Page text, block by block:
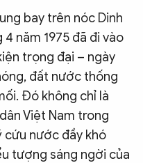
Podcast
Ảnh
bay trên nóc Dinh
năm 1975 đã đi vào
trọng đại – ngày
đất nước thống
Đó không chỉ là
Việt Nam trong
cứu nước đầy khó
tượng sáng ngời của